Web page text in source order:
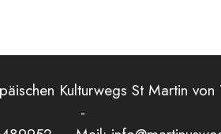
Kulturwegs St Martin
-